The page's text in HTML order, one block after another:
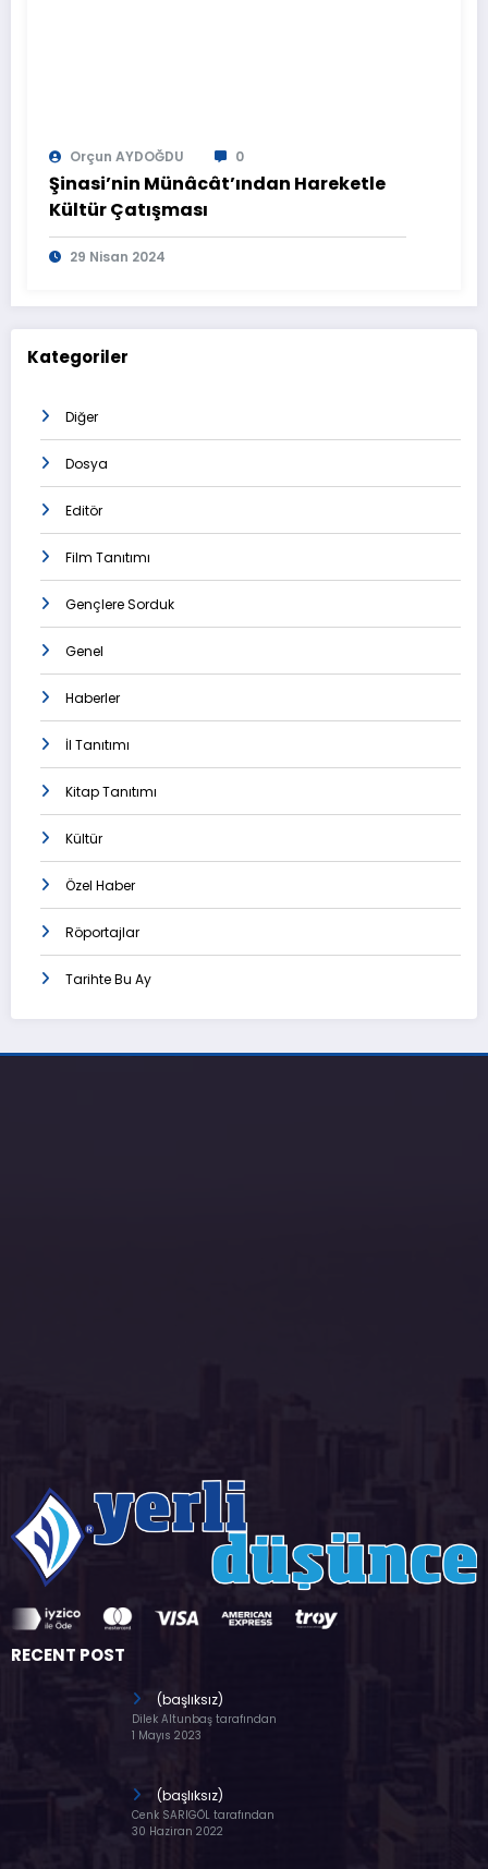
Orçun AYDOĞDU 0
Şinasi’nin Münâcât’ından Hareketle
Kültür Çatışması
29 Nisan 2024
Kategoriler
Diğer
Dosya
Editör
Film Tanıtımı
Gençlere Sorduk
Genel
Haberler
İl Tanıtımı
Kitap Tanıtımı
Kültür
Özel Haber
Röportajlar
Tarihte Bu Ay
RECENT POST
(başlıksız)
Dilek Altunbaş tarafından
1 Mayıs 2023
(başlıksız)
Cenk SARIGÖL tarafından
30 Haziran 2022